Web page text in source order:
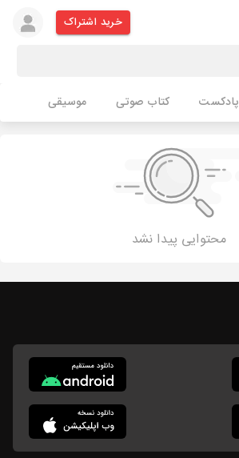
خرید اشتراک
پادکست کتاب صوتی موسیقی
محتوایی پیدا نشد